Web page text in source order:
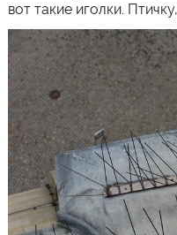
вот такие иголки.